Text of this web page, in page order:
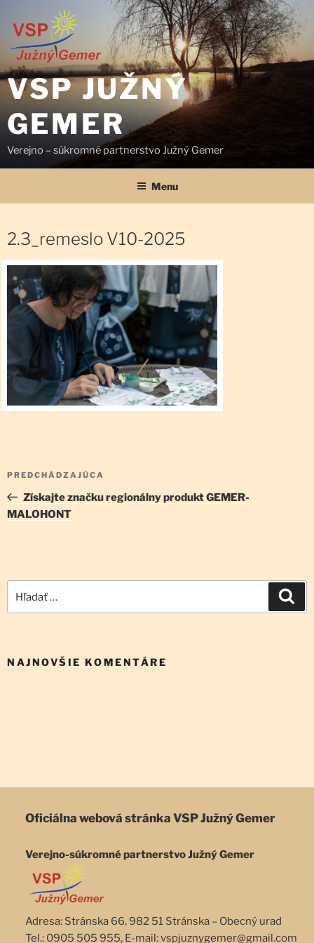
VSP JUŽNÝ
GEMER
Verejno – súkromné partnerstvo Južný Gemer
Menu
2.3_remeslo V10-2025
Navigácia
článku
Predchádzajúci
článok
PREDCHÁDZAJÚCA
Získajte značku regionálny produkt GEMER-
MALOHONT
NAJNOVŠIE KOMENTÁRE
Oficiálna webová stránka VSP Južný Gemer
Verejno-súkromné partnerstvo Južný Gemer
Adresa: Stránska 66, 982 51 Stránska – Obecný urad
Tel.: 0905 505 955, E-mail: vspjuznygemer@gmail.com